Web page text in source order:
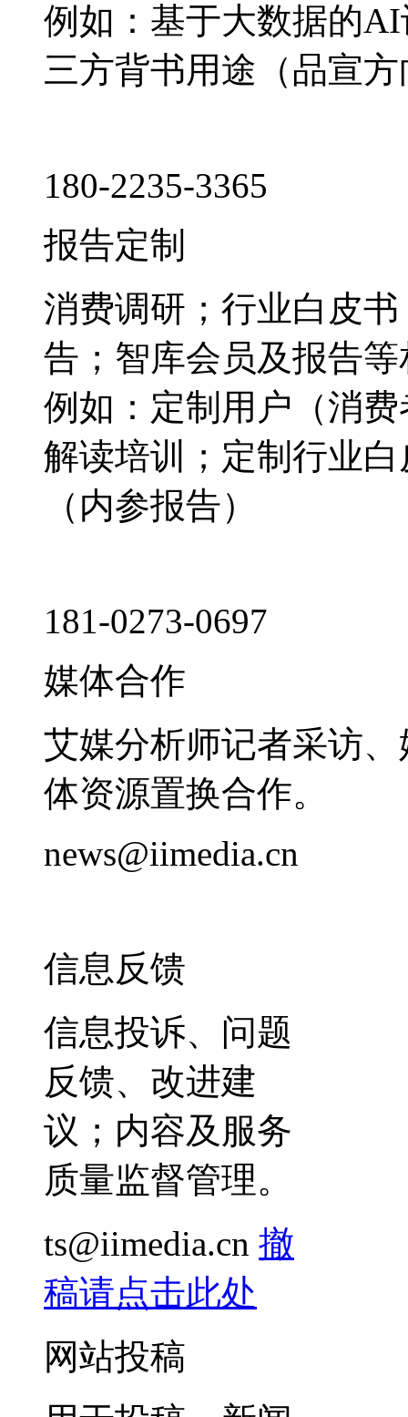
例如：基于大数据的
三方背书用途（品宣
180-2235-3365
报告定制
消费调研；行业白皮
告；智库会员及报告
例如：定制用户（消
解读培训；定制行业
（内参报告）
181-0273-0697
媒体合作
艾媒分析师记者采访
体资源置换合作。
news@iimedia.cn
信息反馈
信息投诉、问题
反馈、改进建
议；内容及服务
质量监督管理。
ts@iimedia.cn 撤
稿请点击此处
网站投稿